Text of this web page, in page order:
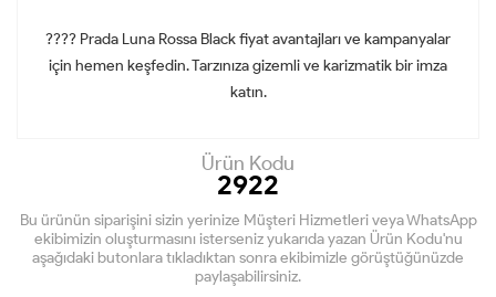
???? Prada Luna Rossa Black fiyat avantajları ve kampanyalar
için hemen keşfedin. Tarzınıza gizemli ve karizmatik bir imza
katın.
Ürün Kodu
2922
Bu ürünün siparişini sizin yerinize Müşteri Hizmetleri veya WhatsApp
ekibimizin oluşturmasını isterseniz yukarıda yazan Ürün Kodu'nu
aşağıdaki butonlara tıkladıktan sonra ekibimizle görüştüğünüzde
paylaşabilirsiniz.